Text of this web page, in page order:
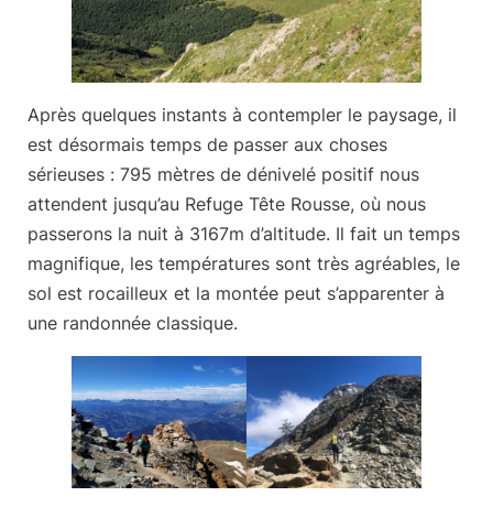
Après quelques instants à contempler le paysage, il
est désormais temps de passer aux choses
sérieuses : 795 mètres de dénivelé positif nous
attendent jusqu’au Refuge Tête Rousse, où nous
passerons la nuit à 3167m d’altitude. Il fait un temps
magnifique, les températures sont très agréables, le
sol est rocailleux et la montée peut s’apparenter à
une randonnée classique.